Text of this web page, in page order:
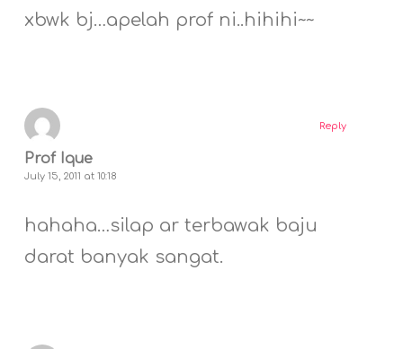
xbwk bj…apelah prof ni..hihihi~~
Prof Ique
July 15, 2011 at 10:18
hahaha…silap ar terbawak baju
darat banyak sangat.
Reply